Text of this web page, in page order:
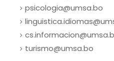
psicologia@umsa.bo
turismo@umsa.bo